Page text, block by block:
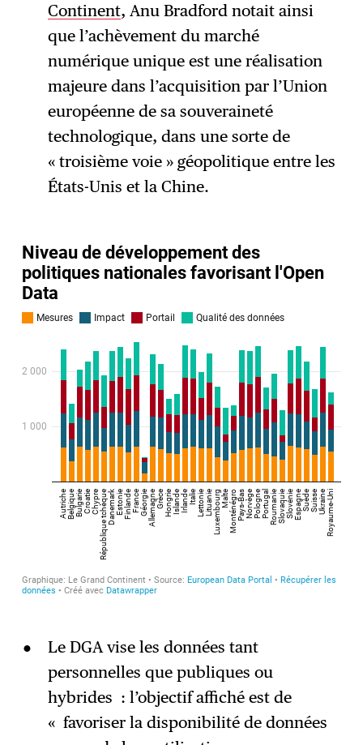
Continent, Anu Bradford notait ainsi
que l’achèvement du marché
numérique unique est une réalisation
majeure dans l’acquisition par l’Union
européenne de sa souveraineté
technologique, dans une sorte de
« troisième voie » géopolitique entre les
États-Unis et la Chine.
Le DGA vise les données tant
personnelles que publiques ou
hybrides : l’objectif affiché est de
« favoriser la disponibilité de données